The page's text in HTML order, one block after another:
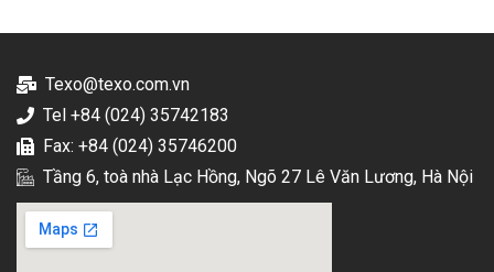
Texo@texo.com.vn
Tel +84 (024) 35742183
Fax: +84 (024) 35746200
Tầng 6, toà nhà Lạc Hồng, Ngõ 27 Lê Văn Lương, Hà Nội